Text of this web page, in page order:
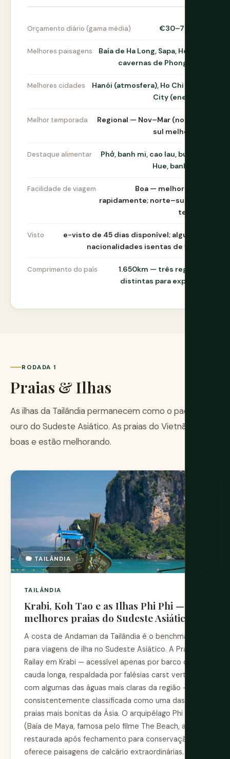
Orçamento diário (gama média) €30–70/dia
Melhores paisagens
Baía de Ha Long, Sapa, Hoi An,
cavernas de Phong Nha
Melhores cidades
Hanói (atmosfera), Ho Chi Minh
City (energia)
Melhor temporada
Regional — Nov–Mar (norte &
sul melhores)
Destaque alimentar
Phở, banh mi, cao lau, bun bo
Hue, banh xeo
Facilidade de viagem
Boa — melhorando
rapidamente; norte–sul leva
tempo
Visto
e-visto de 45 dias disponível; algumas
nacionalidades isentas de visto
Comprimento do país
1.650km — três regiões
distintas para explorar
RODADA 1
Praias & Ilhas
As ilhas da Tailândia permanecem como o padrão
ouro do Sudeste Asiático. As praias do Vietnã são
boas e estão melhorando.
🐘 TAILÂNDIA
TAILÂNDIA
Krabi, Koh Tao e as Ilhas Phi Phi — as
melhores praias do Sudeste Asiático
A costa de Andaman da Tailândia é o benchmark
para viagens de ilha no Sudeste Asiático. A Praia de
Railay em Krabi — acessível apenas por barco de
cauda longa, respaldada por falésias carst verticais,
com algumas das águas mais claras da região — é
consistentemente classificada como uma das
praias mais bonitas da Ásia. O arquipélago Phi Phi
(Baía de Maya, famosa pelo filme The Beach, agora
restaurada após fechamento para conservação)
oferece paisagens de calcário extraordinárias. Koh